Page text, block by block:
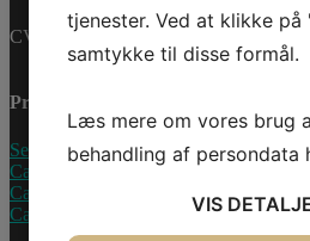
CVR-nummer: 27233678
Produkter
Sea-Doo Vandscooter
Can-Am ATV
Can-Am UTV
Can-Am Roadster
tjenester. Ved at klikke på
samtykke til disse formål.
Læs mere om vores brug
behandling af persondata
VIS